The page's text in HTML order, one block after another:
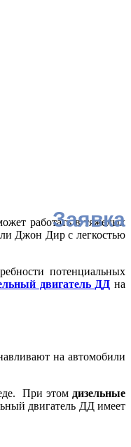
работать в тяжелых
Джон Дир с легкостью
потенциальных
двигатель ДД на
на автомобили
При этом дизельные
двигатель ДД имеет
Заявка